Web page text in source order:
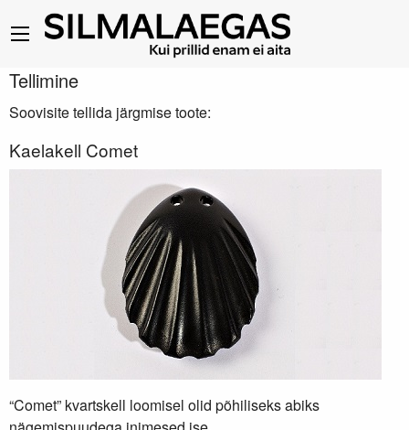
Tellimine
Soovisite tellida järgmise toote:
Kaelakell Comet
“Comet” kvartskell loomisel olid põhiliseks abiks